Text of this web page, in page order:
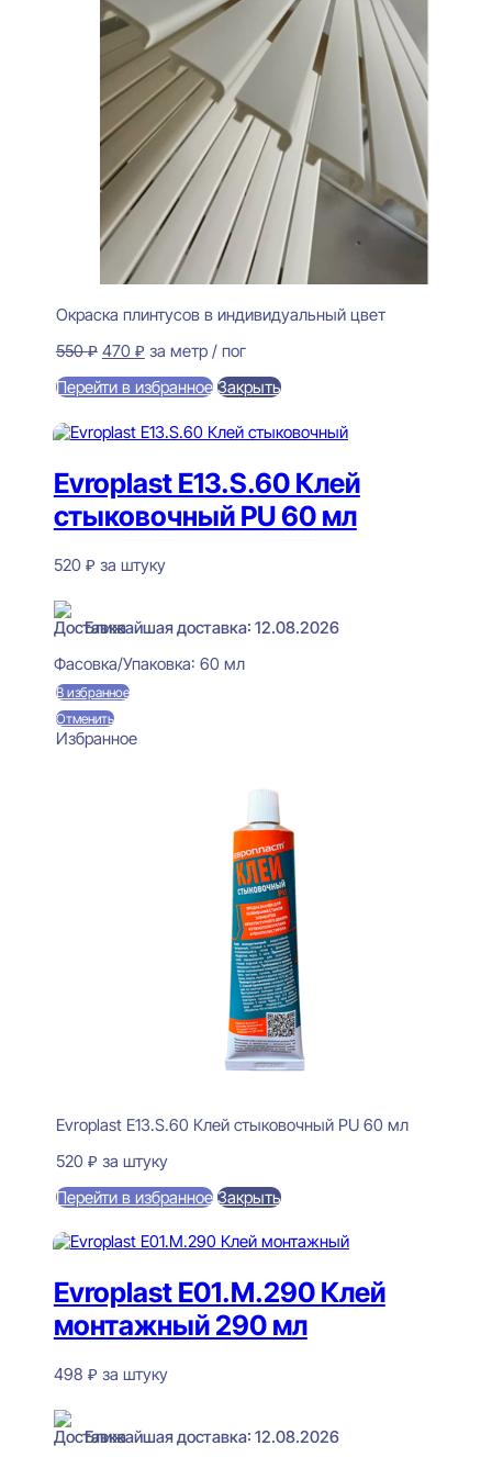
Окраска плинтусов в индивидуальный цвет
550₽ Первоначальная
составляла
470 ₽Текущая
470 ₽.
за метр / пог
Перейти в избранное Закрыть
Evroplast E13.S.60 Клей
стыковочный PU 60 мл
520 ₽ за штуку
Ближайшая доставка: 12.08.2026
Фасовка/Упаковка: 60 мл
В избранное
Отменить
Избранное
Evroplast E13.S.60 Клей стыковочный PU 60 мл
520 ₽ за штуку
Перейти в избранное Закрыть
Evroplast E01.M.290 Клей
монтажный 290 мл
498 ₽ за штуку
Ближайшая доставка: 12.08.2026